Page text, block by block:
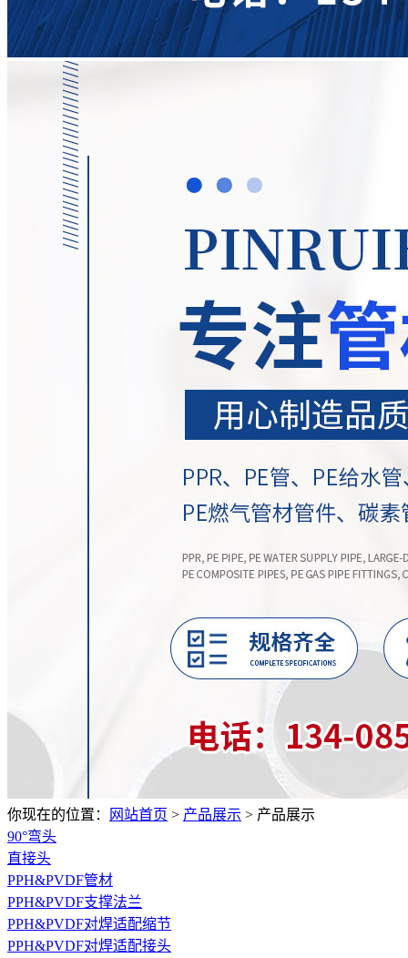
你现在的位置： 网站首页 > 产品展示 > 产品展示
90°弯头
直接头
PPH&PVDF管材
PPH&PVDF支撑法兰
PPH&PVDF对焊适配缩节
PPH&PVDF对焊适配接头